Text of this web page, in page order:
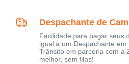
Despachante de
Facilidade para pagar seus
igual a um Despachante em
Trânsito em parceria com a
melhor, sem filas!